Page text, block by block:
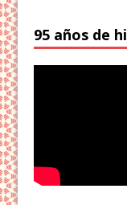
95 años de